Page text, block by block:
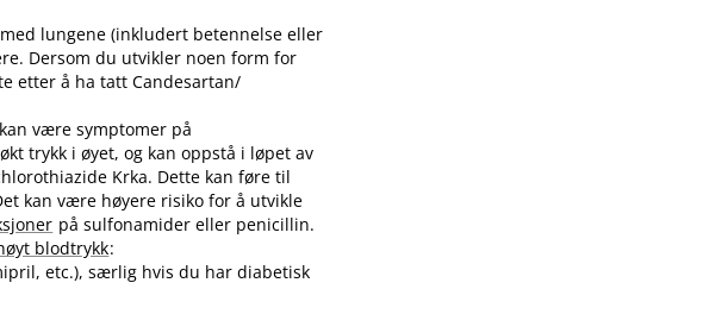
lungene (inkludert betennelse eller
Dersom du utvikler noen form for
etter å ha tatt Candesartan​/​
være symptomer på
trykk i øyet, og kan oppstå i løpet av
Krka. Dette kan føre til
kan være høyere risiko for å utvikle
på sulfonamider eller penicillin.
blodtrykk:
etc.), særlig hvis du har diabetisk